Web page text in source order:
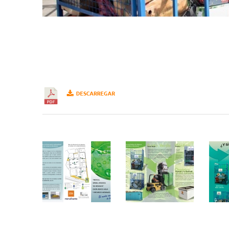
DESCARREGAR